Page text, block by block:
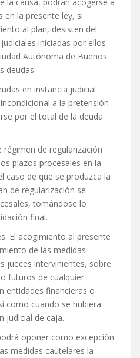
en la presente ley, si
al plan, desisten del
iniciadas por ellos
Autónoma de Buenos
deudas.
en instancia judicial
a la pretensión
por el total de la deuda
de regularización
plazos procesales en la
caso de que se produzca la
de regularización se
tomándose lo
final.
El acogimiento al presente
de las medidas
jueces intervinientes, sobre
futuros de cualquier
entidades financieras o
como cuando se hubiera
judicial de caja.
oponer como excepción
medidas cautelares la